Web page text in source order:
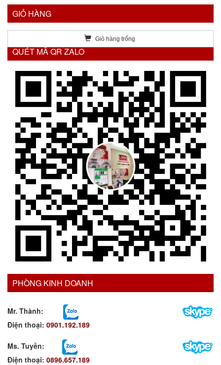
GIỎ HÀNG
Giỏ hàng trống
QUÉT MÃ QR ZALO
PHÒNG KINH DOANH
Mr. Thành:
Điện thoại: 0901.192.189
Ms. Tuyền:
Điện thoại: 0896.657.189